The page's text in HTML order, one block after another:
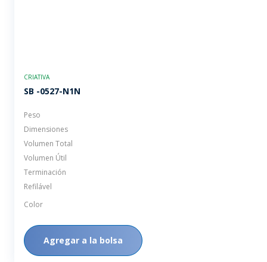
CRIATIVA
SB -0527-N1N
Peso
Dimensiones
Volumen Total
Volumen Útil
Terminación
Refilável
Color
Agregar a la bolsa